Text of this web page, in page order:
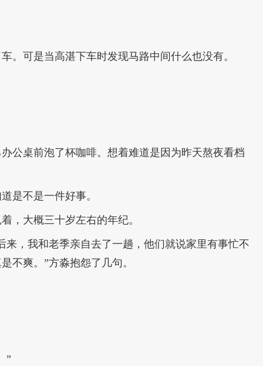
。可是当高湛下车时发现马路中间什么也没有。
公桌前泡了杯咖啡。想着难道是因为昨天熬夜看档
是不是一件好事。
，大概三十岁左右的年纪。
，我和老季亲自去了一趟，他们就说家里有事忙不
不爽。”方淼抱怨了几句。
”